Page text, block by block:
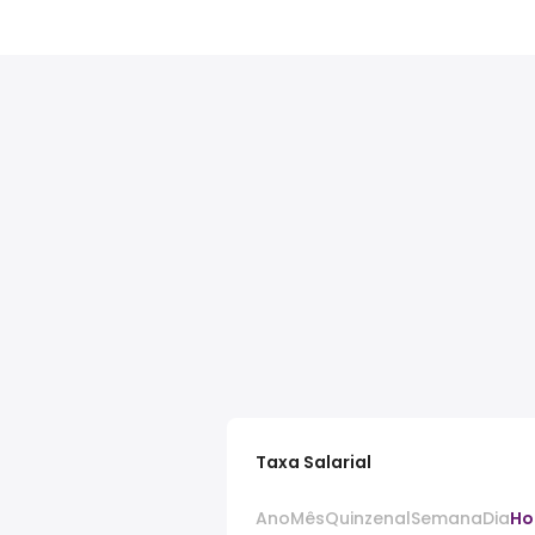
Taxa Salarial
AnoMêsQuinzenalSemanaDia